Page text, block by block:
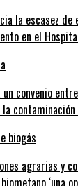
la escasez
en el
convenio
contaminación
agrarias y
‘una